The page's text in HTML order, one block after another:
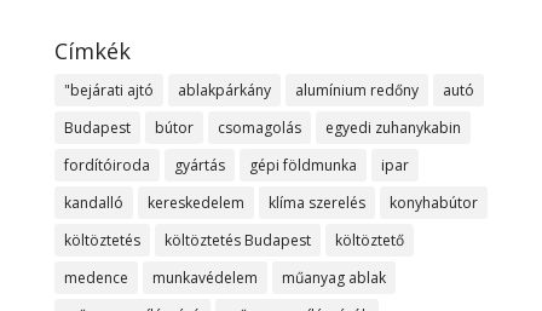
Címkék
"bejárati ajtó ablakpárkány alumínium redőny
autó
Budapest
bútor csomagolás
egyedi zuhanykabin
fordítóiroda
gyártás gépi földmunka
ipar
kandalló
kereskedelem klíma szerelés
konyhabútor
költöztetés
költöztetés Budapest
költöztető
medence
munkavédelem
műanyag ablak